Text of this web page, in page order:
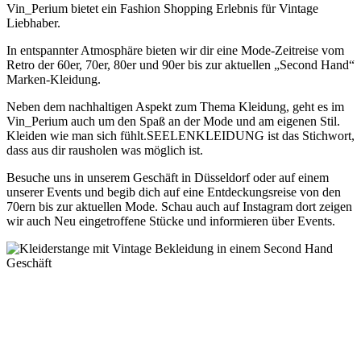
Vin_Perium bietet ein Fashion Shopping Erlebnis für Vintage
Liebhaber.
In entspannter Atmosphäre bieten wir dir eine Mode-Zeitreise vom
Retro der 60er, 70er, 80er und 90er bis zur aktuellen „Second Hand“
Marken-Kleidung.
Neben dem nachhaltigen Aspekt zum Thema Kleidung, geht es im
Vin_Perium auch um den Spaß an der Mode und am eigenen Stil.
Kleiden wie man sich fühlt.SEELENKLEIDUNG ist das Stichwort,
dass aus dir rausholen was möglich ist.
Besuche uns in unserem Geschäft in Düsseldorf oder auf einem
unserer Events und begib dich auf eine Entdeckungsreise von den
70ern bis zur aktuellen Mode. Schau auch auf Instagram dort zeigen
wir auch Neu eingetroffene Stücke und informieren über Events.